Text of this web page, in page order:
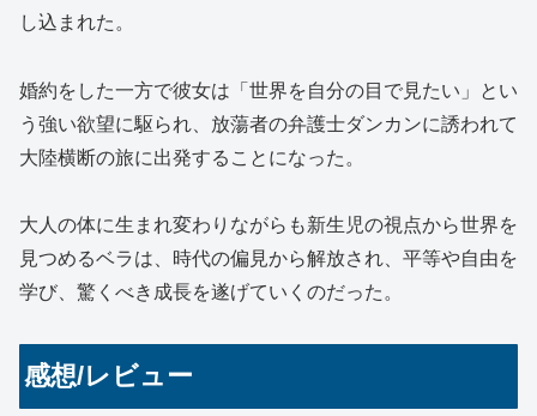
し込まれた。
婚約をした一方で彼女は「世界を自分の目で見たい」とい
う強い欲望に駆られ、放蕩者の弁護士ダンカンに誘われて
大陸横断の旅に出発することになった。
大人の体に生まれ変わりながらも新生児の視点から世界を
見つめるベラは、時代の偏見から解放され、平等や自由を
学び、驚くべき成長を遂げていくのだった。
感想/レビュー